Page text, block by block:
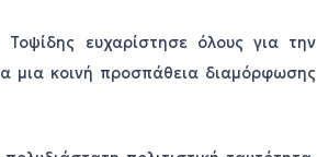
ευχαρίστησε όλους για την
μια κοινή προσπάθεια διαμόρφωσης